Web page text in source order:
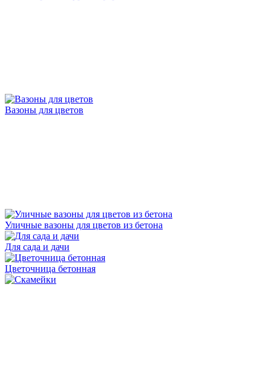
Вазоны для цветов
Уличные вазоны для цветов из бетона
Для сада и дачи
Цветочница бетонная